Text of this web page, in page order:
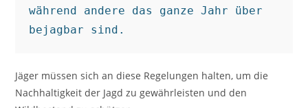
während andere das ganze Jahr über
bejagbar sind.
Jäger müssen sich an diese Regelungen halten, um die
Nachhaltigkeit der Jagd zu gewährleisten und den